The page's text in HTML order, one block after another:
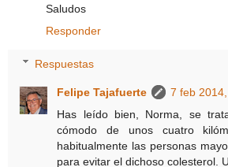
Saludos
Responder
Respuestas
Felipe Tajafuerte
7 feb
Has leído bien, Norma, se
cómodo de unos cuatro
habitualmente las personas
para evitar el dichoso colesterol.